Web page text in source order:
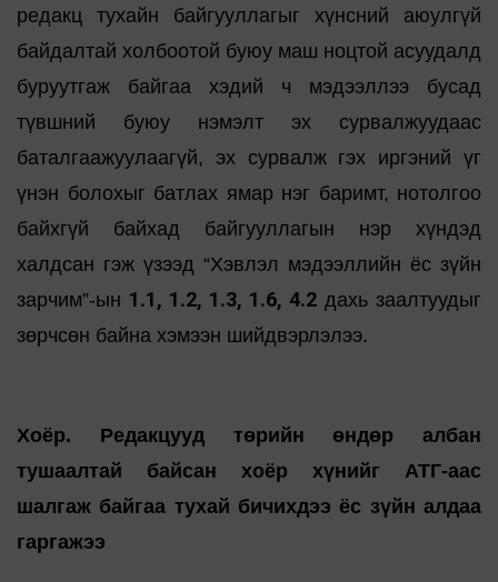
редакц тухайн байгууллагыг хүнсний аюулгүй
байдалтай холбоотой буюу маш ноцтой асуудалд
буруутгаж байгаа хэдий ч мэдээллээ бусад
түвшний буюу нэмэлт эх сурвалжуудаас
баталгаажуулаагүй, эх сурвалж гэх иргэний үг
үнэн болохыг батлах ямар нэг баримт, нотолгоо
байхгүй байхад байгууллагын нэр хүндэд
халдсан гэж үзээд “Хэвлэл мэдээллийн ёс зүйн
зарчим”-ын 1.1, 1.2, 1.3, 1.6, 4.2 дахь заалтуудыг
зөрчсөн байна хэмээн шийдвэрлэлээ.
Хоёр. Редакцууд төрийн өндөр албан
тушаалтай байсан хоёр хүнийг АТГ-аас
шалгаж байгаа тухай бичихдээ ёс зүйн алдаа
гаргажээ